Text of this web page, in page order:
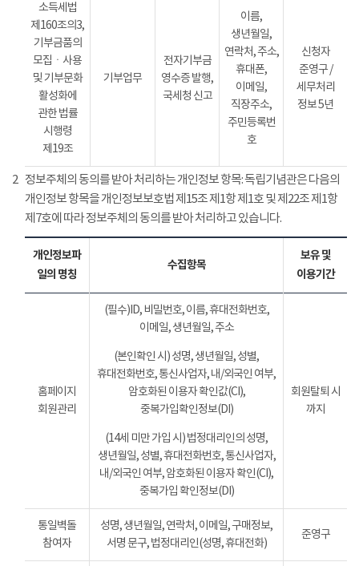
소득세법
제160조의3,
기부금품의
모집ㆍ사용
및 기부문화
활성화에
관한 법률
시행령
제19조
기부업무
전자기부금
영수증 발행,
국세청 신고
이름,
생년월일,
연락처, 주소,
휴대폰,
이메일,
직장주소,
주민등록번
호
신청자
준영구 /
세무처리
정보 5년
2 정보주체의 동의를 받아 처리하는 개인정보 항목: 독립기념관은 다음의
개인정보 항목을 개인정보보호법 제15조 제1항 제1호 및 제22조 제1항
제7호에 따라 정보주체의 동의를 받아 처리하고 있습니다.
개인정보파
일의 명칭
수집항목
보유 및
이용기간
홈페이지
회원관리
(필수)ID, 비밀번호, 이름, 휴대전화번호,
이메일, 생년월일, 주소
(본인확인 시) 성명, 생년월일, 성별,
휴대전화번호, 통신사업자, 내/외국인 여부,
암호화된 이용자 확인값(CI),
중복가입확인정보(DI)
(14세 미만 가입 시) 법정대리인의 성명,
생년월일, 성별, 휴대전화번호, 통신사업자,
내/외국인 여부, 암호화된 이용자 확인(CI),
중복가입 확인정보(DI)
회원탈퇴 시
까지
통일벽돌
참여자
성명, 생년월일, 연락처, 이메일, 구매정보,
서명 문구, 법정대리인(성명, 휴대전화)
준영구